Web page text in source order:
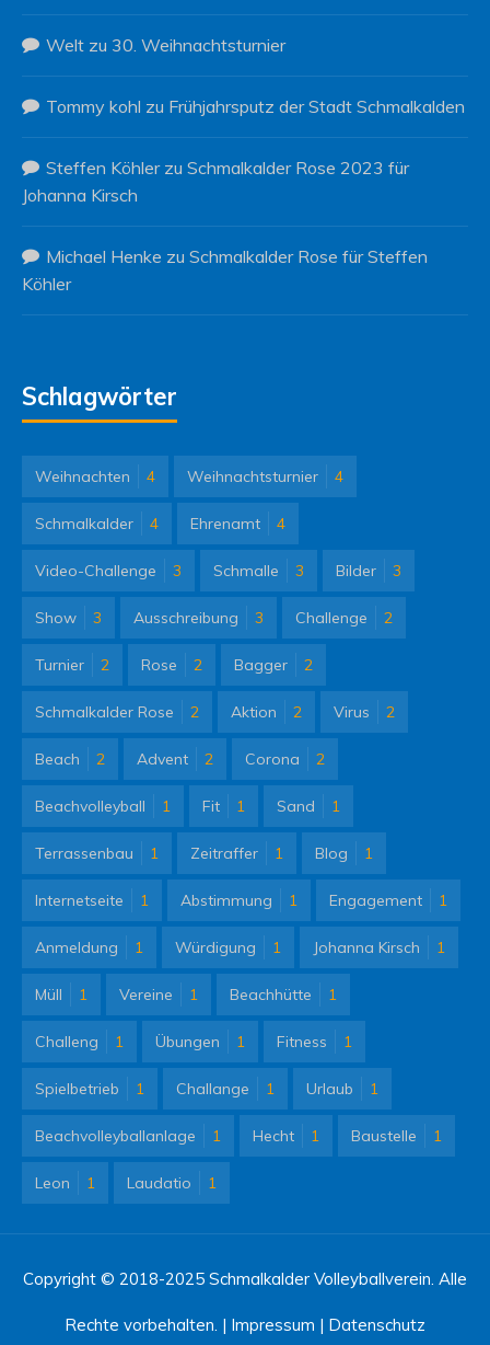
Welt zu 30. Weihnachtsturnier
Tommy kohl zu Frühjahrsputz der Stadt Schmalkalden
Steffen Köhlerzu Schmalkalder Rose 2023 für
Johanna Kirsch
Michael Henke zu Schmalkalder Rose für Steffen
Köhler
Schlagwörter
Weihnachten 4 Weihnachtsturnier 4
Schmalkalder 4 Ehrenamt 4
Video-Challenge 3 Schmalle 3 Bilder 3
Show 3 Ausschreibung 3 Challenge 2
Turnier 2 Rose 2 Bagger 2
Schmalkalder Rose 2 Aktion 2 Virus 2
Beach 2 Advent 2 Corona 2
Beachvolleyball 1 Fit 1 Sand 1
Terrassenbau 1 Zeitraffer 1 Blog 1
Internetseite 1 Abstimmung 1 Engagement 1
Anmeldung 1 Würdigung 1 Johanna Kirsch 1
Müll 1 Vereine 1 Beachhütte 1
Challeng 1 Übungen 1 Fitness 1
Spielbetrieb 1 Challange 1 Urlaub 1
Beachvolleyballanlage 1 Hecht 1 Baustelle 1
Leon 1 Laudatio 1
Copyright © 2018-2025 Schmalkalder Volleyballverein. Alle
Rechte vorbehalten. | Impressum | Datenschutz